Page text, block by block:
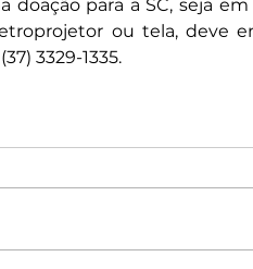
doação para a SC, seja
ou tela, deve
3329-1335.